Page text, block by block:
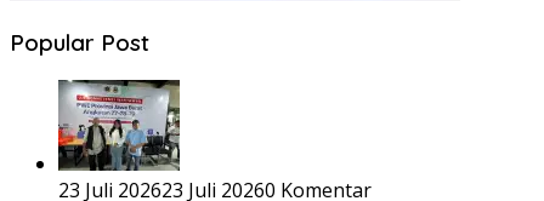
Popular Post
23 Juli 202623 Juli 20260 Komentar